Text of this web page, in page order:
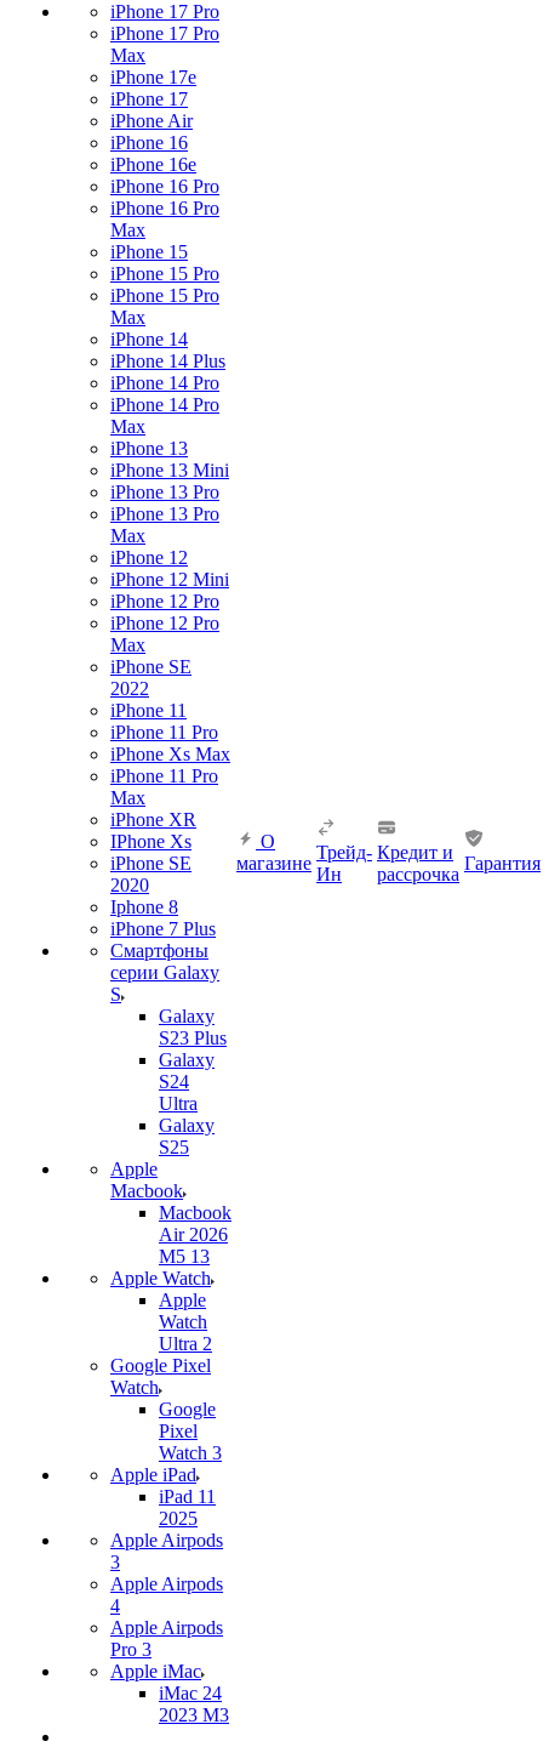
iPhone 17 Pro
iPhone 17 Pro
Max
iPhone 17e
iPhone 17
iPhone Air
iPhone 16
iPhone 16e
iPhone 16 Pro
iPhone 16 Pro
Max
iPhone 15
iPhone 15 Pro
iPhone 15 Pro
Max
iPhone 14
iPhone 14 Plus
iPhone 14 Pro
iPhone 14 Pro
Max
iPhone 13
iPhone 13 Mini
iPhone 13 Pro
iPhone 13 Pro
Max
iPhone 12
iPhone 12 Mini
iPhone 12 Pro
iPhone 12 Pro
Max
iPhone SE
2022
iPhone 11
iPhone 11 Pro
iPhone Xs Max
iPhone 11 Pro
Max
iPhone XR
IPhone Xs
iPhone SE
2020
Iphone 8
iPhone 7 Plus
Смартфоны
серии Galaxy
S
Galaxy
S23 Plus
Galaxy
S24
Ultra
Galaxy
S25
Apple
Macbook
Macbook
Air 2026
M5 13
Apple Watch
Apple
Watch
Ultra 2
Google Pixel
Watch
Google
Pixel
Watch 3
Apple iPad
iPad 11
2025
Apple Airpods
3
Apple Airpods
4
Apple Airpods
Pro 3
Apple iMac
iMac 24
2023 M3
О
магазине
Трейд-
Ин
Кредит и
рассрочка
Гарантия